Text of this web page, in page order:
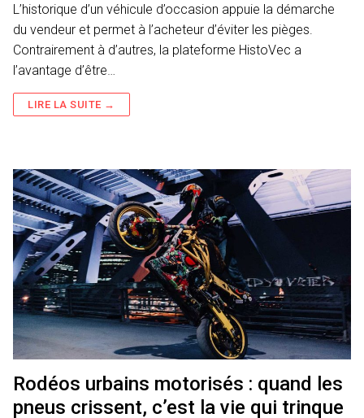
L’historique d’un véhicule d’occasion appuie la démarche
du vendeur et permet à l’acheteur d’éviter les pièges.
Contrairement à d’autres, la plateforme HistoVec a
l’avantage d’être…
LIRE LA SUITE →
Rodéos urbains motorisés : quand les
pneus crissent, c’est la vie qui trinque